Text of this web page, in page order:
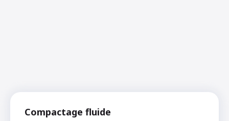
Compactage fluide